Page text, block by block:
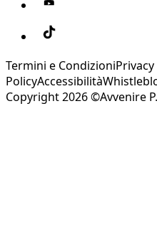
Termini e Condizioni
PolicyAccessibilità
Copyright 2026 ©Avvenire